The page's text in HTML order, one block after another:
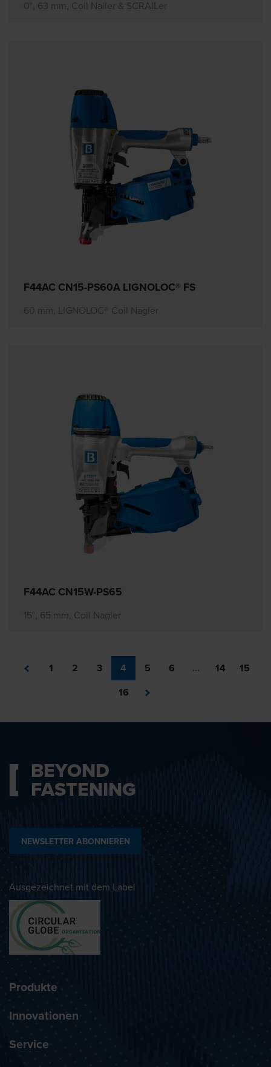
0°, 63 mm, Coil Nailer & SCRAILer
F44AC CN15-PS60A LIGNOLOC® FS
60 mm, LIGNOLOC® Coil Nagler
F44AC CN15W-PS65
15°, 65 mm, Coil Nagler
1 2 3 4 5 6 ... 14
15
16
BEYOND
FASTENING
NEWSLETTER ABONNIEREN
Ausgezeichnet mit dem Label
Produkte
Innovationen
Service